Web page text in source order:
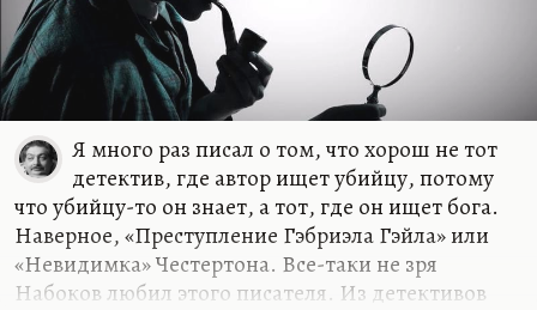
Я много раз писал о том, что хорош не тот
детектив, где автор ищет убийцу, потому
что убийцу-то он знает, а тот, где он ищет бога.
Наверное, «Преступление Гэбриэла Гэйла» или
«Невидимка» Честертона. Все-таки не зря
Набоков любил этого писателя. Из детективов